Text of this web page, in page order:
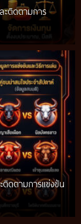
ะติดตามการ
ติดตามการแข่งขัน